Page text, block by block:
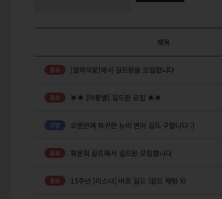
제목
[월하의꽃]에서 길드원을 모집합니다
🌟🌟 [아롱별] 길드원 모집 🌟🌟
오랜만에 복귀한 뉴비 연어 길드 구합니다 :)
흑운회 길드에서 길드원 모집합니다
13주년 [리스너] 버프 길드 (길드 채팅 X)